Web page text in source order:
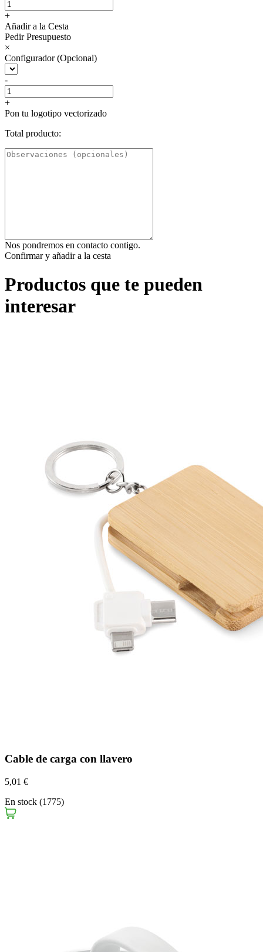
+
Añadir a la Cesta
Pedir Presupuesto
×
Configurador (Opcional)
-
+
Pon tu logotipo vectorizado
Total producto:
Nos pondremos en contacto contigo.
Confirmar y añadir a la cesta
Productos que te pueden
interesar
Cable de carga con llavero
5,01 €
En stock (1775)